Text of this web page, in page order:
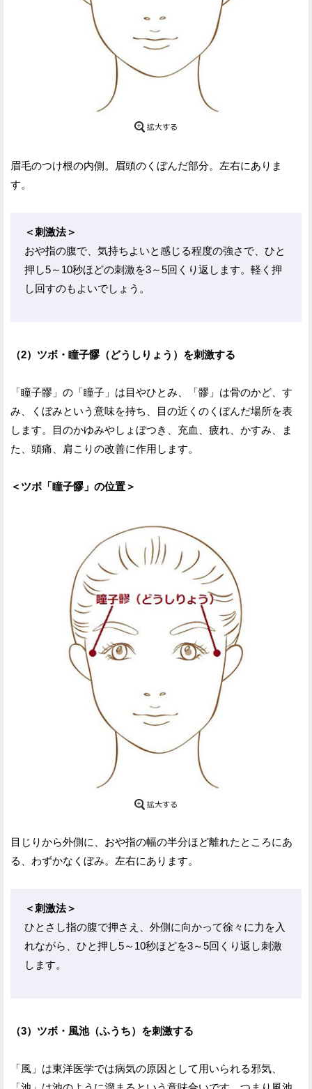
眉毛のつけ根の内側。眉頭のくぼんだ部分。左右にありま
す。
＜刺激法＞
おや指の腹で、気持ちよいと感じる程度の強さで、ひと
押し5～10秒ほどの刺激を3～5回くり返します。軽く押
し回すのもよいでしょう。
（2）ツボ・瞳子髎（どうしりょう）を刺激する
「瞳子髎」の「瞳子」は目やひとみ、「髎」は骨のかど、す
み、くぼみという意味を持ち、目の近くのくぼんだ場所を表
します。目のかゆみやしょぼつき、充血、疲れ、かすみ、ま
た、頭痛、肩こりの改善に作用します。
＜ツボ「瞳子髎」の位置＞
目じりから外側に、おや指の幅の半分ほど離れたところにあ
る、わずかなくぼみ。左右にあります。
＜刺激法＞
ひとさし指の腹で押さえ、外側に向かって徐々に力を入
れながら、ひと押し5～10秒ほどを3～5回くり返し刺激
します。
（3）ツボ・風池（ふうち）を刺激する
「風」は東洋医学では病気の原因として用いられる邪気、